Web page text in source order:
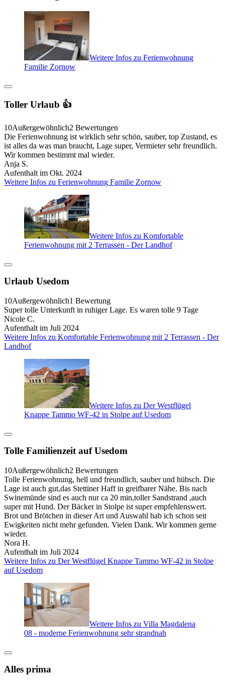
Weitere Infos zu Ferienwohnung
Familie Zornow
Toller Urlaub 👍
10Außergewöhnlich2 Bewertungen
Die Ferienwohnung ist wirklich sehr schön, sauber, top Zustand, es
ist alles da was man braucht, Lage super, Vermieter sehr freundlich.
Wir kommen bestimmt mal wieder.
Anja S.
Aufenthalt im Okt. 2024
Weitere Infos zu Ferienwohnung Familie Zornow
Weitere Infos zu Komfortable
Ferienwohnung mit 2 Terrassen - Der Landhof
Urlaub Usedom
10Außergewöhnlich1 Bewertung
Super tolle Unterkunft in ruhiger Lage. Es waren tolle 9 Tage
Nicole C.
Aufenthalt im Juli 2024
Weitere Infos zu Komfortable Ferienwohnung mit 2 Terrassen - Der
Landhof
Weitere Infos zu Der Westflügel
Knappe Tammo WF-42 in Stolpe auf Usedom
Tolle Familienzeit auf Usedom
10Außergewöhnlich2 Bewertungen
Tolle Ferienwohnung, hell und freundlich, sauber und hübsch. Die
Lage ist auch gut,das Stettiner Haff in greifbarer Nähe. Bis nach
Swinemünde sind es auch nur ca 20 min,toller Sandstrand ,auch
super mit Hund. Der Bäcker in Stolpe ist super empfehlenswert.
Brot und Brötchen in dieser Art und Auswahl hab ich schon seit
Ewigkeiten nicht mehr gefunden. Vielen Dank. Wir kommen gerne
wieder.
Nora H.
Aufenthalt im Juli 2024
Weitere Infos zu Der Westflügel Knappe Tammo WF-42 in Stolpe
auf Usedom
Weitere Infos zu Villa Magdalena
08 - moderne Ferienwohnung sehr strandnah
Alles prima